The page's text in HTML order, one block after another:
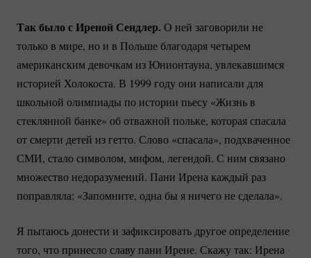
Так было с Иреной Сендлер. О ней заговорили не
только в мире, но и в Польше благодаря четырем
американским девочкам из Юнионтауна, увлекавшимся
историей Холокоста. В 1999 году они написали для
школьной олимпиады по истории пьесу «Жизнь в
стеклянной банке» об отважной польке, которая спасала
от смерти детей из гетто. Слово «спасала», подхваченное
СМИ, стало символом, мифом, легендой. С ним связано
множество недоразумений. Пани Ирена каждый раз
поправляла: «Запомните, одна бы я ничего не сделала».
Я пытаюсь донести и зафиксировать другое определение
того, что принесло славу пани Ирене. Скажу так: Ирена